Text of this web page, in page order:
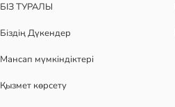
БІЗ ТУРАЛЫ
Біздің Дүкендер
Мансап мүмкіндіктері
Қызмет көрсету